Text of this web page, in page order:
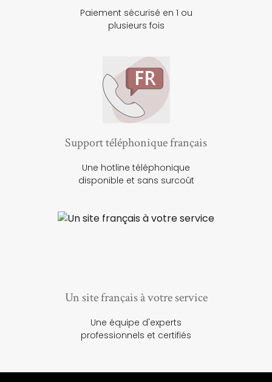
Paiement sécurisé en 1 ou
plusieurs fois
Support téléphonique français
Une hotline téléphonique
disponible et sans surcoût
Un site français à votre service
Une équipe d'experts
professionnels et certifiés